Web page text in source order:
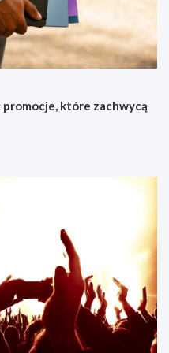
promocje, które zachwycą